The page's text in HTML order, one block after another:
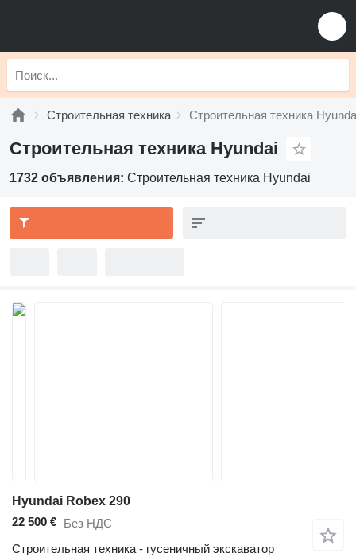
Строительная техника Строительная техника
Строительная техника Hyundai
1732 объявления: Строительная техника Hyundai
Hyundai Robex 290
22 500 € Без НДС
Строительная техника - гусеничный экскаватор